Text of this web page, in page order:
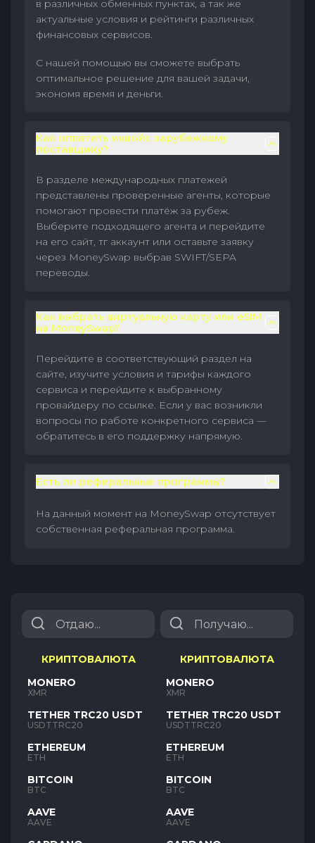
в различных обменных пунктах, а так же
актуальные условия и рейтинги различных
финансовых сервисов.
С нашей помощью вы сможете выбрать
оптимальное решение для вашей задачи,
экономя время и деньги.
Как оплатить инвойс зарубежному
поставщику?
В разделе международных платежей
представлены проверенные агенты, которые
помогают провести платёж за рубеж.
Выберите подходящего агента и перейдите
на его сайт, тг аккаунт или оставьте заявку
через MoneySwap выбрав SWIFT/SEPA
переводы.
Как выбрать виртуальную карту или eSIM
на MoneySwap?
Перейдите в соответствующий раздел на
сайте, изучите условия и тарифы каждого
сервиса и перейдите к выбранному
провайдеру по ссылке. Если у вас возникли
вопросы по работе конкретного сервиса —
обратитесь в его поддержку напрямую.
Есть ли реферальные программы?
На данный момент на MoneySwap отсутствует
собственная реферальная программа.
КРИПТОВАЛЮТА
MONERO
XMR
TETHER TRC20 USDT
USDTTRC20
ETHEREUM
ETH
BITCOIN
BTC
AAVE
AAVE
КРИПТОВАЛЮТА
MONERO
XMR
TETHER TRC20 USDT
USDTTRC20
ETHEREUM
ETH
BITCOIN
BTC
AAVE
AAVE